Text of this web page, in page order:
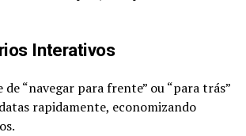
Interativos
“navegar para frente” ou “para trás”
rapidamente, economizando